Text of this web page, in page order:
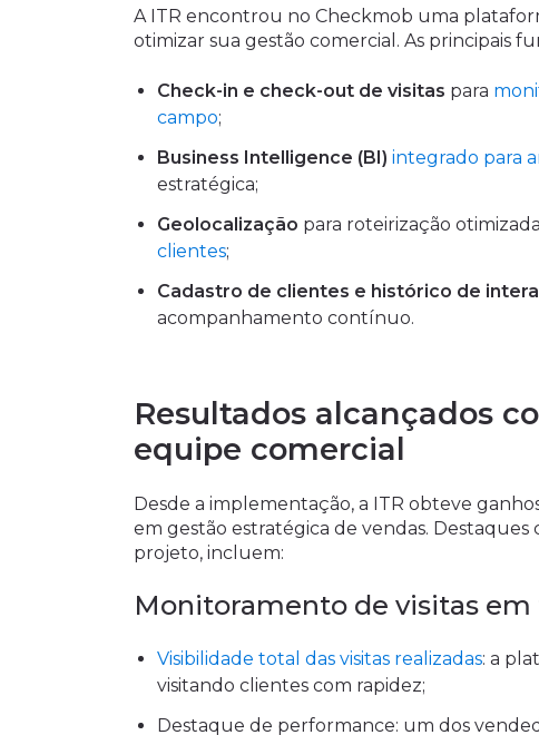
A ITR encontrou no Checkmob uma
otimizar sua gestão comercial. As principais
Check-in e check-out de visitas para
campo;
Business Intelligence (BI) integrado para
estratégica;
Geolocalização para roteirização
clientes;
Cadastro de clientes e histórico de
acompanhamento contínuo.
Resultados alcançados
equipe comercial
Desde a implementação, a ITR obteve
em gestão estratégica de vendas. Destaques
projeto, incluem:
Monitoramento de visitas
Visibilidade total das visitas realizadas: a
visitando clientes com rapidez;
Destaque de performance: um dos